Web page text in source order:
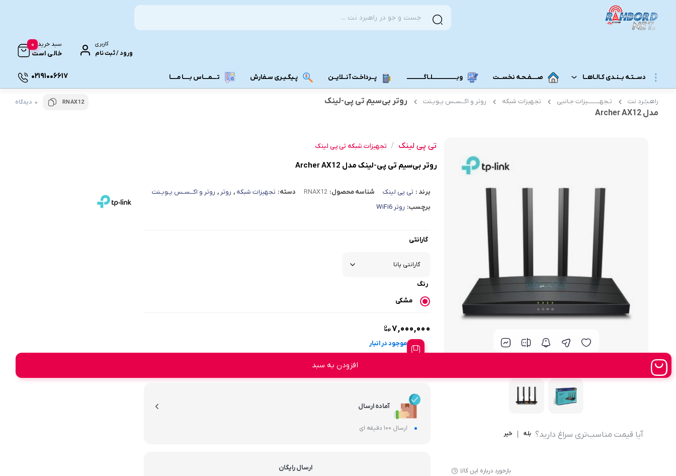
کاربری
ورود / ثبت نام
سبد خرید
خالی است
0
دســتـه بــنـدی کـالـاهــا
مــودم 3G/4G/5G/TD-LTE
مودم 3G رومیزی
مـــودم هـــــمـراه
مودم 5G همراه
مودم 4G همراه
مودم 3G همراه
مـــــــــــودم USB
مـــــــحـصــولات رایـــــــتـــــــل
محصولات اپراتورهای همراه
تــــــــجـــهــــیـزات جــــــانـبـی
انــــــــــــدرویــد بـــــــــاکــــس
جــــــــــــــعـــــــبـه بــــــــــــــــاز
صــــفـحـه نخســت وبــــــــــــــــلـاگـــــــــــ پــرداخـت آنــلایــن پـیگـیـری سـفارش تـــمـــاس بــــا مــــا 02191006617
راهـبـُـرد نت تـجهــــــــیزات جـانبی تجهیزات شبکه روتر و اکــسـس پـویـنت
روتر بی‌سیم تی پی-لینک
مدل Archer AX12
RNAX12 0 دیدگاه
آیا قیمت مناسب‌تری سراغ دارید؟ بله خیر
بازخورد درباره این کالا
تی پی لینک / تجهیزات شبکه تی پی لینک
روتر بی‌سیم تی پی-لینک مدل Archer AX12
برند : تی پی لینک شناسه محصول: RNAX12 دسته: تجهیزات شبکه , روتر , روتر و اکــسـس پـویـنت
برچسب: روتر WiFi6
گارانتی
رنگ
مشکی
۷,۰۰۰,۰۰۰
موجود در انبار
افزودن به سبد
آماده ارسال
ارسال 100 دقیقه ای
ارسال رایگان